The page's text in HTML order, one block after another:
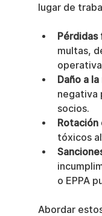
lugar de
Pérdidas
multas,
Daño a
negativa
socios.
Rotación
tóxicos
o EPPA
Abordar